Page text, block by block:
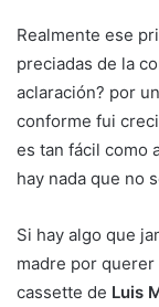
Realmente ese
preciadas de la
aclaración? por
conforme fui
es tan fácil como
hay nada que no
Si hay algo que
madre por
cassette de Luis